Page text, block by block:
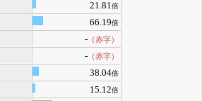
21.81倍
66.19倍
- （赤字）
- （赤字）
38.04倍
15.12倍